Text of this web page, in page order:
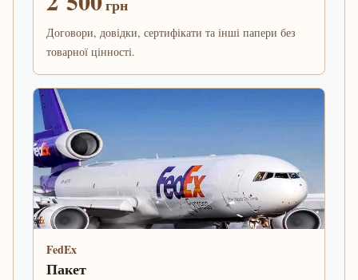
грн
Договори, довідки, сертифікати та інші папери без
товарної цінності.
FedEx
Пакет